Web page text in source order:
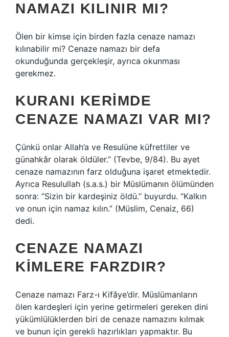
NAMAZI KILINIR MI?
Ölen bir kimse için birden fazla cenaze namazı
kılınabilir mi? Cenaze namazı bir defa
okunduğunda gerçekleşir, ayrıca okunması
gerekmez.
KURANI KERIMDE
CENAZE NAMAZI VAR MI?
Çünkü onlar Allah’a ve Resulüne küfrettiler ve
günahkâr olarak öldüler.” (Tevbe, 9/84). Bu ayet
cenaze namazının farz olduğuna işaret etmektedir.
Ayrıca Resulullah (s.a.s.) bir Müslümanın ölümünden
sonra: “Sizin bir kardeşiniz öldü.” buyurdu. “Kalkın
ve onun için namaz kılın.” (Müslim, Cenaiz, 66)
dedi.
CENAZE NAMAZI
KIMLERE FARZDIR?
Cenaze namazı Farz-ı Kifâye’dir. Müslümanların
ölen kardeşleri için yerine getirmeleri gereken dini
yükümlülüklerden biri de cenaze namazını kılmak
ve bunun için gerekli hazırlıkları yapmaktır. Bu